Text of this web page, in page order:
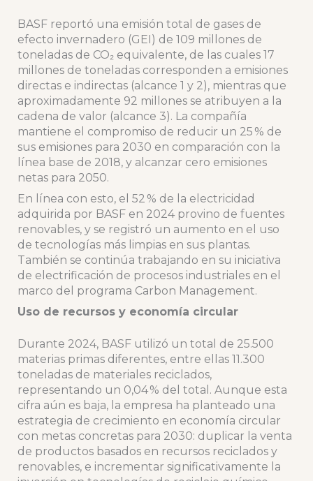
BASF reportó una emisión total de gases de
efecto invernadero (GEI) de 109 millones de
toneladas de CO₂ equivalente, de las cuales 17
millones de toneladas corresponden a emisiones
directas e indirectas (alcance 1 y 2), mientras que
aproximadamente 92 millones se atribuyen a la
cadena de valor (alcance 3). La compañía
mantiene el compromiso de reducir un 25 % de
sus emisiones para 2030 en comparación con la
línea base de 2018, y alcanzar cero emisiones
netas para 2050.
En línea con esto, el 52 % de la electricidad
adquirida por BASF en 2024 provino de fuentes
renovables, y se registró un aumento en el uso
de tecnologías más limpias en sus plantas.
También se continúa trabajando en su iniciativa
de electrificación de procesos industriales en el
marco del programa Carbon Management.
Uso de recursos y economía circular
Durante 2024, BASF utilizó un total de 25.500
materias primas diferentes, entre ellas 11.300
toneladas de materiales reciclados,
representando un 0,04 % del total. Aunque esta
cifra aún es baja, la empresa ha planteado una
estrategia de crecimiento en economía circular
con metas concretas para 2030: duplicar la venta
de productos basados en recursos reciclados y
renovables, e incrementar significativamente la